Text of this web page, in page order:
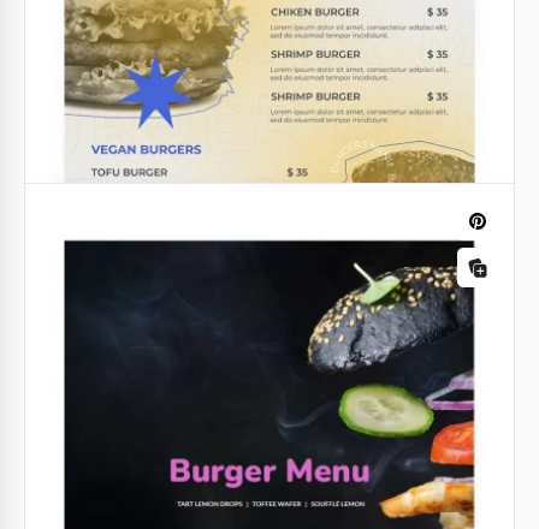
Menu do Restaurante de Sanduíches
Moderno
menu do Restaurante de Sanduíches Moderno.